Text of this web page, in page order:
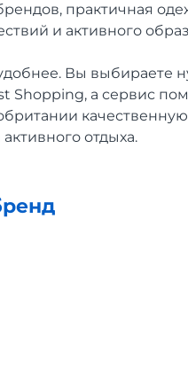
практичная
и активного
Вы выбираете
Shopping, а сервис
отдыха.